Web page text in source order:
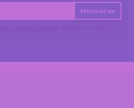
Přihlásit se